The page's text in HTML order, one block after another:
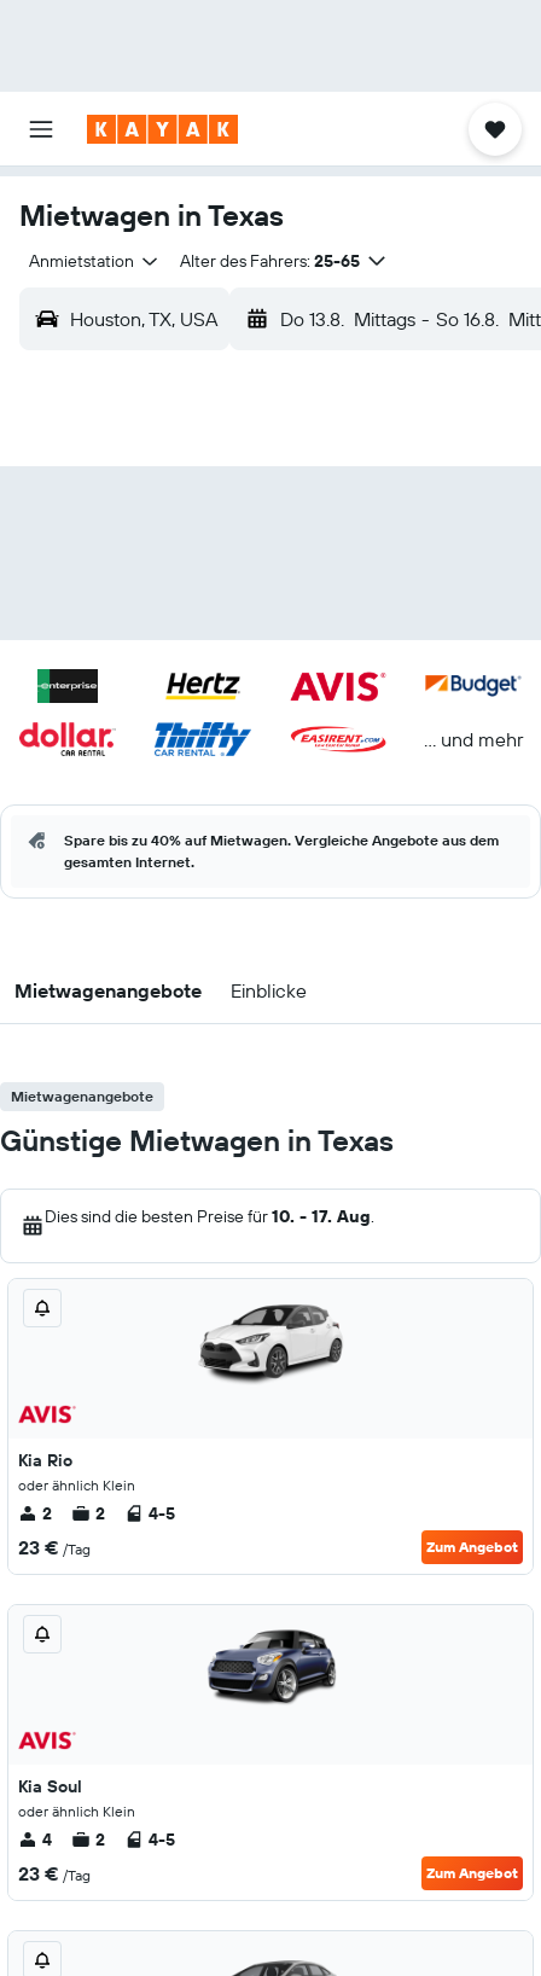
Mietwagen in Texas
Anmietstation Alter des Fahrers: 25-65
Houston, TX, USA Do 13.8. Mittags - So 16.8.
… und mehr
Spare bis zu 40% auf Mietwagen. Vergleiche Angebote aus dem
gesamten Internet.
Mietwagenangebote Einblicke
Mietwagenangebote
Günstige Mietwagen in Texas
Dies sind die besten Preise für10. - 17. Aug.
Kia Rio
oder ähnlich Klein
2 2 4-5
23 € /Tag Zum Angebot
Kia Soul
oder ähnlich Klein
4 2 4-5
23 € /Tag Zum Angebot